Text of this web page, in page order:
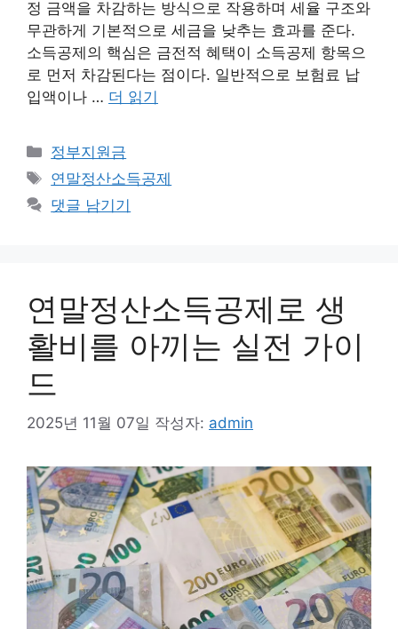
정 금액을 차감하는 방식으로 작용하며 세율 구조와
무관하게 기본적으로 세금을 낮추는 효과를 준다.
소득공제의 핵심은 금전적 혜택이 소득공제 항목으
로 먼저 차감된다는 점이다. 일반적으로 보험료 납
입액이나 … 더 읽기
카
테
리
정부지원금
태
그
연말정산소득공제
댓글 남기기
연말정산소득공제로 생
활비를 아끼는 실전 가이
드
2025년 11월 07일 작성자: admin